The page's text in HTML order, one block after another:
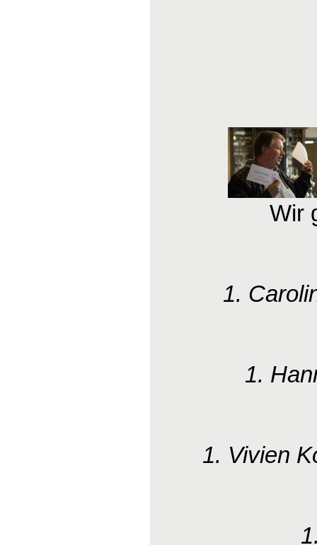
Wir
1.
1.
1. Vivien